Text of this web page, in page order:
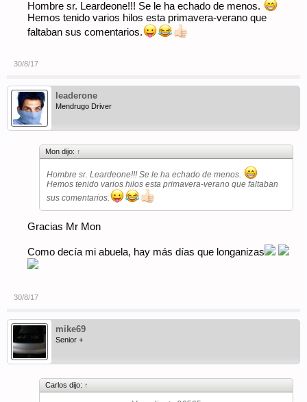
Hombre sr. Leardeone!!! Se le ha echado de menos.
Hemos tenido varios hilos esta primavera-verano que
faltaban sus comentarios.
30/8/17
leaderone
Mendrugo Driver
Mon dijo: ↑
Hombre sr. Leardeone!!! Se le ha echado de menos.
Hemos tenido varios hilos esta primavera-verano que faltaban
sus comentarios.
Gracias Mr Mon
Como decía mi abuela, hay más días que longanizas
30/8/17
mike69
Senior +
Carlos dijo: ↑